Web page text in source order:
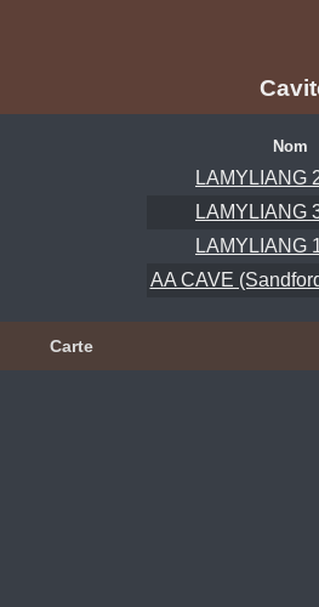
Nom
LAMYLIANG
LAMYLIANG
LAMYLIANG
AA CAVE
Carte